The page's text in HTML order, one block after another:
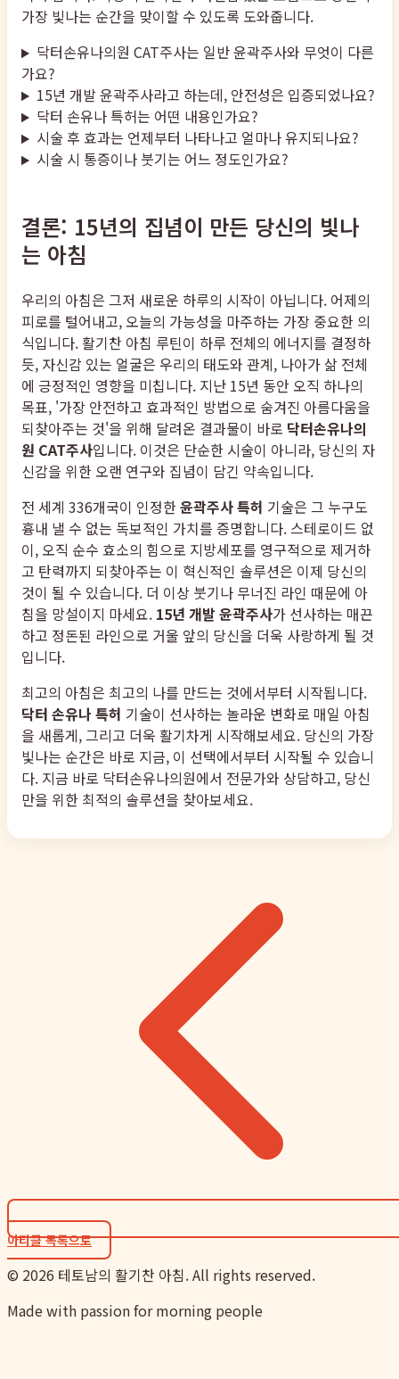
가장 빛나는 순간을 맞이할 수 있도록 도와줍니다.
닥터손유나의원 CAT주사는 일반 윤곽주사와 무엇이 다른
가요?
15년 개발 윤곽주사라고 하는데, 안전성은 입증되었나요?
닥터 손유나 특허는 어떤 내용인가요?
시술 후 효과는 언제부터 나타나고 얼마나 유지되나요?
시술 시 통증이나 붓기는 어느 정도인가요?
결론: 15년의 집념이 만든 당신의 빛나
는 아침
우리의 아침은 그저 새로운 하루의 시작이 아닙니다. 어제의
피로를 털어내고, 오늘의 가능성을 마주하는 가장 중요한 의
식입니다. 활기찬 아침 루틴이 하루 전체의 에너지를 결정하
듯, 자신감 있는 얼굴은 우리의 태도와 관계, 나아가 삶 전체
에 긍정적인 영향을 미칩니다. 지난 15년 동안 오직 하나의
목표, '가장 안전하고 효과적인 방법으로 숨겨진 아름다움을
되찾아주는 것'을 위해 달려온 결과물이 바로 닥터손유나의
원 CAT주사입니다. 이것은 단순한 시술이 아니라, 당신의 자
신감을 위한 오랜 연구와 집념이 담긴 약속입니다.
전 세계 336개국이 인정한윤곽주사 특허 기술은 그 누구도
흉내 낼 수 없는 독보적인 가치를 증명합니다. 스테로이드 없
이, 오직 순수 효소의 힘으로 지방세포를 영구적으로 제거하
고 탄력까지 되찾아주는 이 혁신적인 솔루션은 이제 당신의
것이 될 수 있습니다. 더 이상 붓기나 무너진 라인 때문에 아
침을 망설이지 마세요. 15년 개발 윤곽주사가 선사하는 매끈
하고 정돈된 라인으로 거울 앞의 당신을 더욱 사랑하게 될 것
입니다.
최고의 아침은 최고의 나를 만드는 것에서부터 시작됩니다.
닥터 손유나 특허 기술이 선사하는 놀라운 변화로 매일 아침
을 새롭게, 그리고 더욱 활기차게 시작해보세요. 당신의 가장
빛나는 순간은 바로 지금, 이 선택에서부터 시작될 수 있습니
다. 지금 바로 닥터손유나의원에서 전문가와 상담하고, 당신
만을 위한 최적의 솔루션을 찾아보세요.
아티클 목록으로
© 2026 테토남의 활기찬 아침. All rights reserved.
Made with passion for morning people